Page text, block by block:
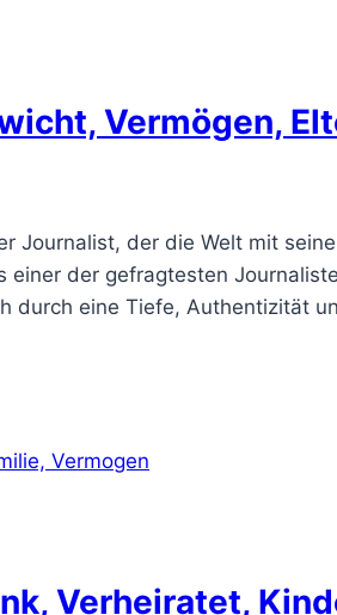
Vermögen,
Journalist, der die Welt mit
der gefragtesten
durch eine Tiefe, Authentizität
Verheiratet,